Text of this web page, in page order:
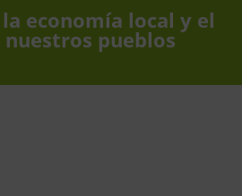
economía local y el
pueblos